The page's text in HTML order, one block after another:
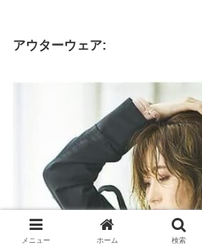
アウターウェア:
メニュー ホーム 検索